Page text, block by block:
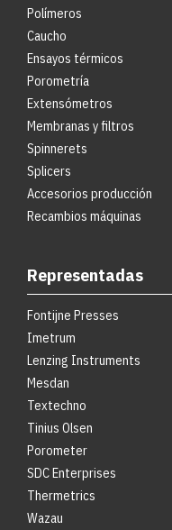
Polímeros
Caucho
Ensayos térmicos
Porometría
Extensómetros
Membranas y filtros
Spinnerets
Splicers
Accesorios producción
Recambios máquinas
Representadas
Fontijne Presses
Imetrum
Lenzing Instruments
Mesdan
Textechno
Tinius Olsen
Porometer
SDC Enterprises
Thermetrics
Wazau